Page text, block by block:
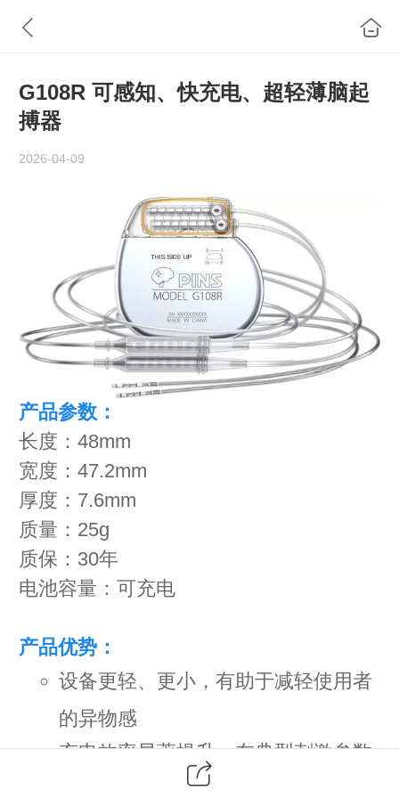
G108R 可感知、快充电、超轻薄脑起
搏器
2026-04-09
产品参数：
长度：48mm
宽度：47.2mm
厚度：7.6mm
质量：25g
质保：30年
电池容量：可充电
产品优势：
设备更轻、更小，有助于减轻使用者
的异物感
充电效率显著提升，在典型刺激参数
下，短时充电即可满足设备正常运